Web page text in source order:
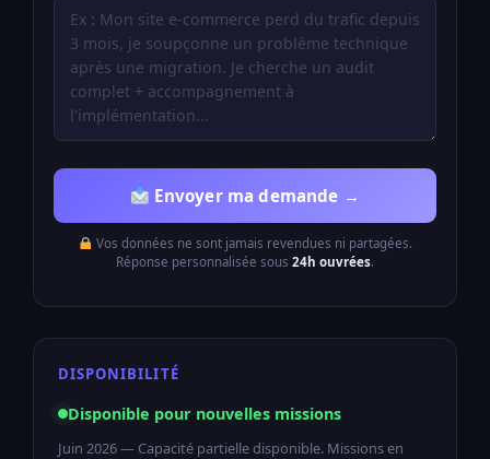
Envoyer ma demande →
Vos données ne sont jamais revendues ni partagées.
Réponse personnalisée sous 24h ouvrées.
DISPONIBILITÉ
Disponible pour nouvelles missions
Juin 2026 — Capacité partielle disponible. Missions en